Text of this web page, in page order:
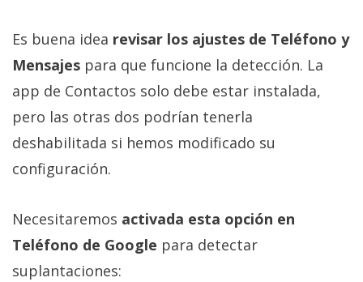
Es buena idea revisar los ajustes de Teléfono y
Mensajes para que funcione la detección. La
app de Contactos solo debe estar instalada,
pero las otras dos podrían tenerla
deshabilitada si hemos modificado su
configuración.
Necesitaremos activada esta opción en
Teléfono de Google para detectar
suplantaciones: